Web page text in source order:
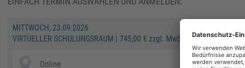
MITTWOCH, 23.09.2026
VIRTUELLER SCHULUNGSRAUM | 745,00 € zzgl. MwSt.
Online